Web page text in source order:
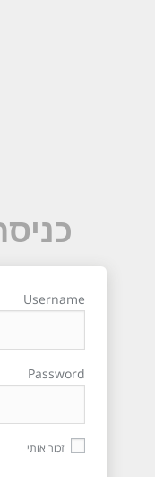
Username
Password
זכור אותי